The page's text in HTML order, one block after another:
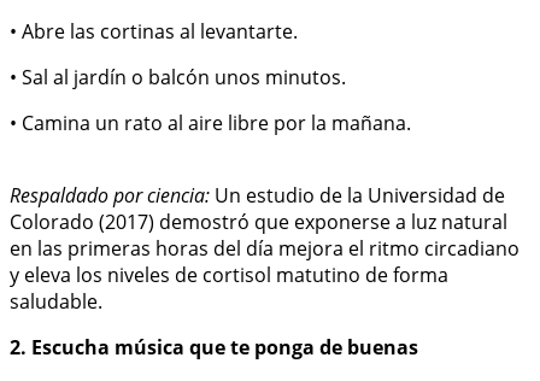
• Abre las cortinas al levantarte.
• Sal al jardín o balcón unos minutos.
• Camina un rato al aire libre por la mañana.
Respaldado por ciencia: Un estudio de la Universidad de
Colorado (2017) demostró que exponerse a luz natural
en las primeras horas del día mejora el ritmo circadiano
y eleva los niveles de cortisol matutino de forma
saludable.
2. Escucha música que te ponga de buenas